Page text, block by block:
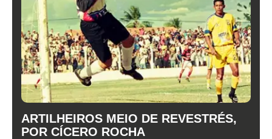
ARTILHEIROS MEIO DE REVESTRÉS,
POR CÍCERO ROCHA